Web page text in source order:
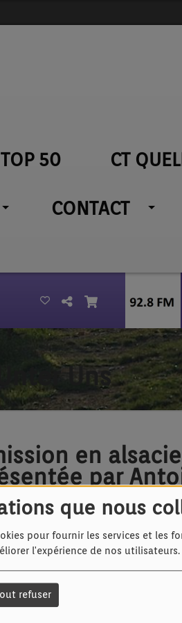
que nous
pour fournir les services et les
l'expérience de nos utilisateurs.
refuser
TOP 50 CT
CONTACT
Uns
en
par
Retrouvez-ci
les